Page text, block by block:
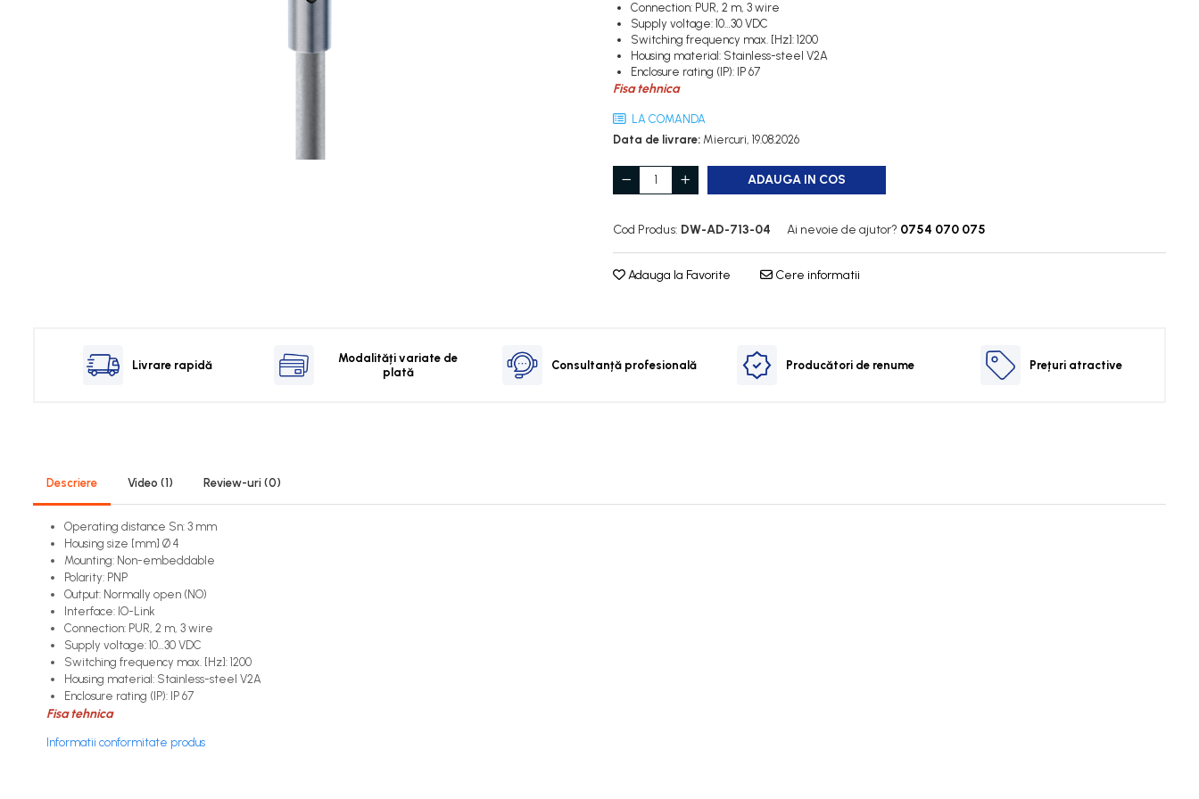
Soft Startere
Regulatoare de temperatura si
Seria DTK
Seria DT3
Controler PID avansat - Blue
Counter Timer Tahometru
Dispozitive comunicatie
Senzori industriali
Connection: PUR, 2 m, 3 wire
Supply voltage: 10…30 VDC
Switching frequency max. [Hz]: 1200
Housing material: Stainless-steel V2A
Enclosure rating (IP): IP 67
Fisa tehnica
LA COMANDA
Data de livrare: Miercuri, 19.08.2026
ADAUGA IN COS
Cod Produs: DW-AD-713-04 Ai nevoie de ajutor? 0754 070 075
Adauga la Favorite Cere informatii
Livrare rapidă
Modalități variate de
plată
Consultanță profesională Producători de renume Prețuri atractive
Descriere Video (1) Review-uri (0)
Operating distance Sn: 3 mm
Housing size [mm] Ø 4
Mounting: Non-embeddable
Polarity: PNP
Output: Normally open (NO)
Interface: IO-Link
Connection: PUR, 2 m, 3 wire
Supply voltage: 10…30 VDC
Switching frequency max. [Hz]: 1200
Housing material: Stainless-steel V2A
Enclosure rating (IP): IP 67
Fisa tehnica
Informatii conformitate produs